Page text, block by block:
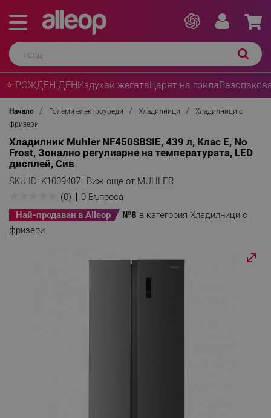
⭐ РОЖДЕН ДЕНИздухай жегатаЦарят на грила
Начало Големи електроуреди Хладилници
Хладилници с
фризери
Хладилник Muhler NF450SBSIE, 439 л, Клас E, No
Frost, Зонално регулиарне на температурата, LED
дисплей, Сив
SKU ID: K1009407 Виж още от MUHLER
(0)
0 Въпроса
Най-продаван в Alleop
№8 в категория Хладилници с
фризери